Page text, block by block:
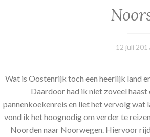
12 juli
Wat is Oostenrijk toch een heerlijk land
Daardoor had ik niet zoveel
pannenkoekenreis en liet het vervolg wat
vond ik het hoognodig om verder te
Noorden naar Noorwegen. Hiervoor